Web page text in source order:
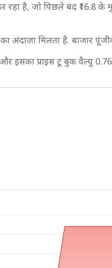
है, जो पिछले बंद ₹16.8 के
का अंदाज़ा मिलता है. बाजार
इसका प्राइस टू बुक वैल्यू